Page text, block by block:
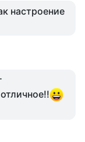
настроение